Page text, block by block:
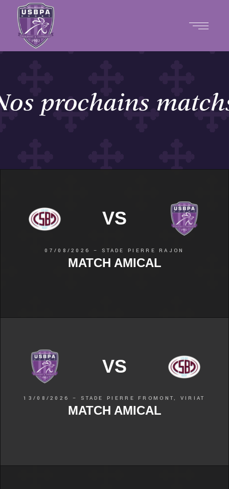
prochains
VS
07/08/2026 – STADE PIERRE RAJON
MATCH AMICAL
VS
13/08/2026 – STADE PIERRE FROMONT, VIRIAT
MATCH AMICAL